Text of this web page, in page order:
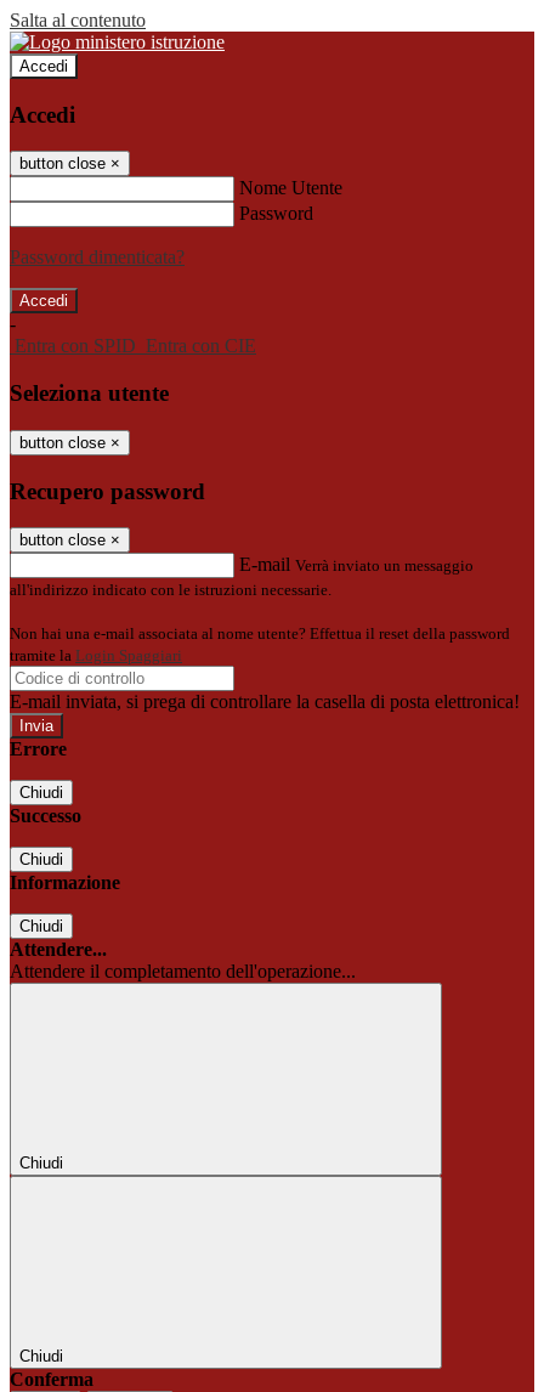
Salta al contenuto
Accedi
Accedi
button close ×
Nome Utente
Password
Password dimenticata?
-
Entra con SPID Entra con CIE
Seleziona utente
button close ×
Recupero password
button close ×
E-mail Verrà inviato un messaggio
all'indirizzo indicato con le istruzioni necessarie.
Non hai una e-mail associata al nome utente? Effettua il reset della password
tramite la Login Spaggiari
E-mail inviata, si prega di controllare la casella di posta elettronica!
Errore
Chiudi
Successo
Chiudi
Informazione
Chiudi
Attendere...
Attendere il completamento dell'operazione...
Chiudi
Chiudi
Conferma